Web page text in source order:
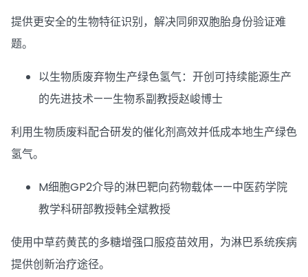
提供更安全的生物特征识别，解决同卵双胞胎身份验证难
题。
以生物质废弃物生产绿色氢气：开创可持续能源生产
的先进技术——生物系副教授赵峻博士
利用生物质废料配合研发的催化剂高效并低成本地生产绿色
氢气。
M细胞GP2介导的淋巴靶向药物载体——中医药学院
教学科研部教授韩全斌教授
使用中草药黄芪的多糖增强口服疫苗效用，为淋巴系统疾病
提供创新治疗途径。